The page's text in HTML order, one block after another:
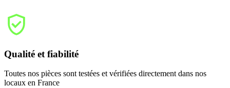
Qualité et fiabilité
Toutes nos pièces sont testées et vérifiées directement dans nos
locaux en France